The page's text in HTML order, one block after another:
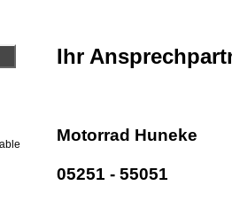
Ihr
Motorrad Huneke
05251 - 55051